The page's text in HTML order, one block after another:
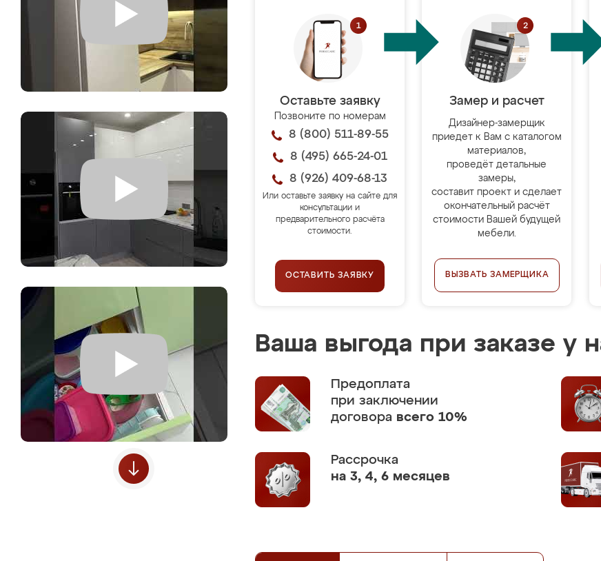
Оставьте заявку
Позвоните по номерам
8 (800) 511-89-55
8 (495) 665-24-01
8 (926) 409-68-13
Или оставьте заявку на сайте для
консультации и
предварительного расчёта
стоимости.
ОСТАВИТЬ ЗАЯВКУ
Замер и расчет
Дизайнер-замерщик
приедет к Вам с каталогом
материалов,
проведёт детальные
замеры,
составит проект и сделает
окончательный расчёт
стоимости Вашей будущей
мебели.
ВЫЗВАТЬ ЗАМЕРЩИКА
Ваша выгода при заказе у
Предоплата
при заключении
договора всего 10%
Рассрочка
на 3, 4, 6 месяцев